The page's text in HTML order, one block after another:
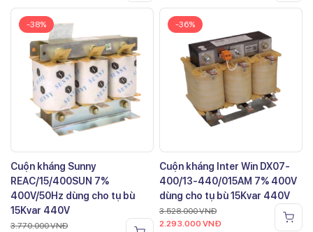
-38%
Cuộn kháng Sunny
REAC/15/400SUN 7%
400V/50Hz dùng cho tụ bù
15Kvar 440V
3.770.000VNĐ
-36%
Cuộn kháng Inter Win DX07-
400/13-440/015AM 7% 400V
dùng cho tụ bù 15Kvar 440V
3.528.000VNĐ
2.293.000 VNĐ